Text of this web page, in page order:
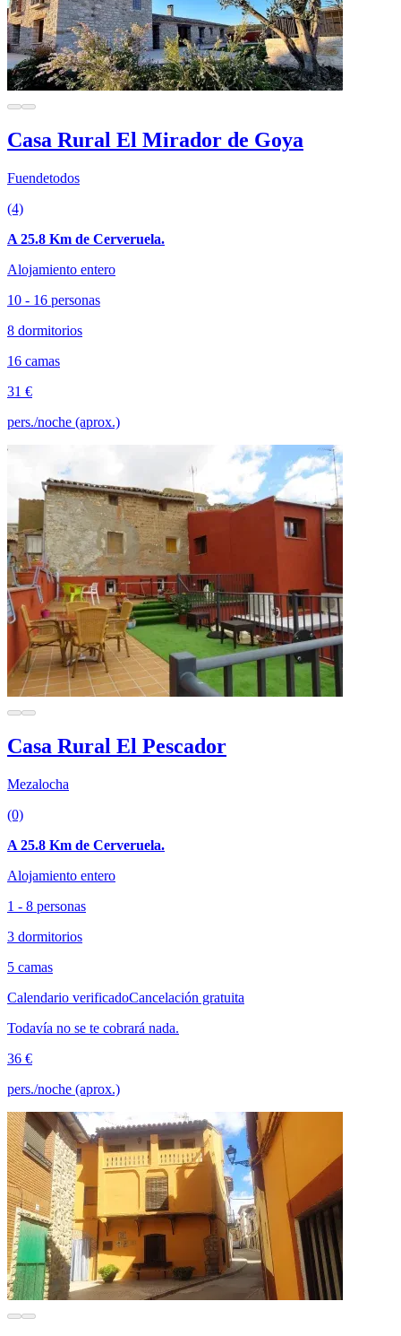
Casa Rural El Mirador de Goya
Fuendetodos
(4)
A 25.8 Km de Cerveruela.
Alojamiento entero
10 - 16 personas
8 dormitorios
16 camas
31 €
pers./noche (aprox.)
Casa Rural El Pescador
Mezalocha
(0)
A 25.8 Km de Cerveruela.
Alojamiento entero
1 - 8 personas
3 dormitorios
5 camas
Calendario verificadoCancelación gratuita
Todavía no se te cobrará nada.
36 €
pers./noche (aprox.)